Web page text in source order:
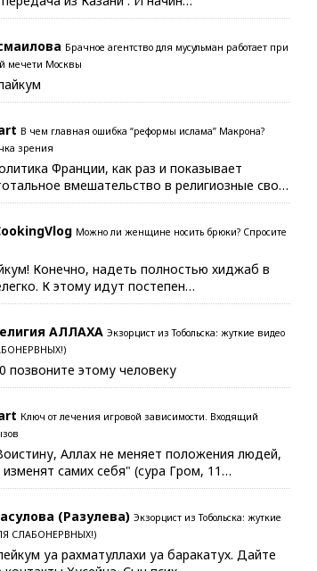
Брачное агентство для мусульман работает при
мечети Москвы
В чем главная ошибка “реформы ислама” Макрона?
зрения
Франции, как раз и показывает
вмешательство в религиозные сво…
Можно ли женщине носить брюки? Спросите
Конечно, надеть полностью хиджаб в
К этому идут постепен…
АЛЛАХА Экзорцист из Тобольска: жуткие видео
позвоните этому человеку
Ключ от лечения игровой зависимости. Входящий
Аллах не меняет положения людей,
самих себя" (сура Гром, 11…
(Разулева) Экзорцист из Тобольска: жуткие
СЛАБОНЕРВНЫХ!)
уа рахматуллахи уа баракатух. Дайте